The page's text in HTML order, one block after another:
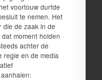
voortouw durfde
te nemen. Het
die de zaak in de
moment holden
achter de
regie en de media